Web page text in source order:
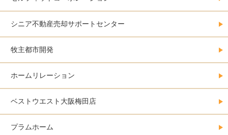
シニア不動産売却サポートセンター
牧主都市開発
ホームリレーション
ベストウエスト大阪梅田店
プラムホーム